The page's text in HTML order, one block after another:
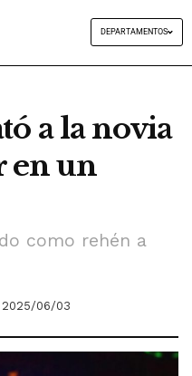
DEPARTAMENTOS
a la novia
en un
como rehén a
2025/06/03